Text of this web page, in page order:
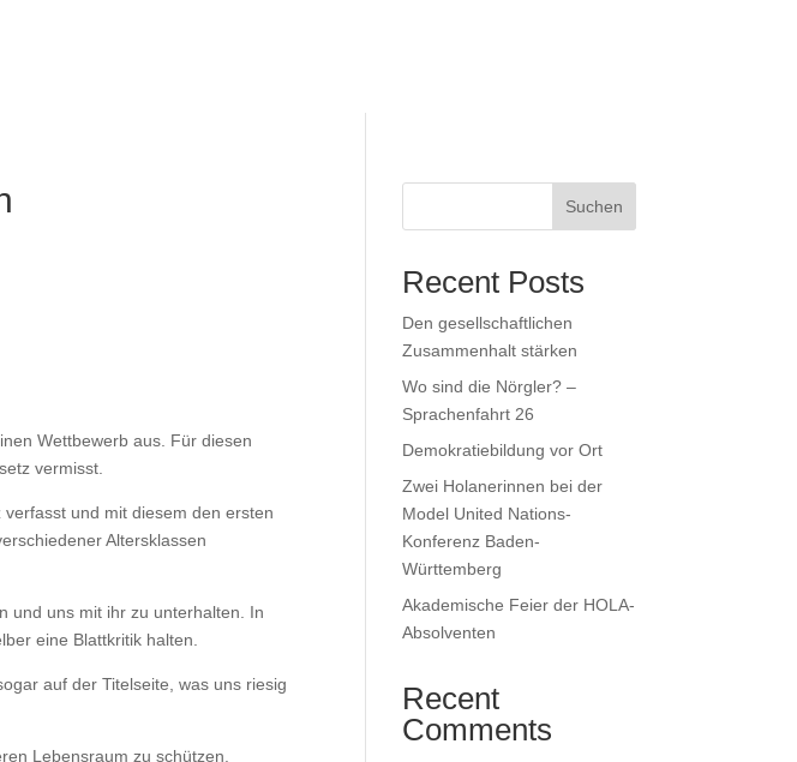
Wettbewerb aus. Für diesen
vermisst.
und mit diesem den ersten
Altersklassen
und uns mit ihr zu unterhalten. In
eine Blattkritik halten.
auf der Titelseite, was uns riesig
Lebensraum zu schützen.
Suchen
Recent Posts
Den gesellschaftlichen
Zusammenhalt stärken
Wo sind die Nörgler? –
Sprachenfahrt 26
Demokratiebildung vor Ort
Zwei Holanerinnen bei der
Model United Nations-
Konferenz Baden-
Württemberg
Akademische Feier der HOLA-
Absolventen
Recent
Comments